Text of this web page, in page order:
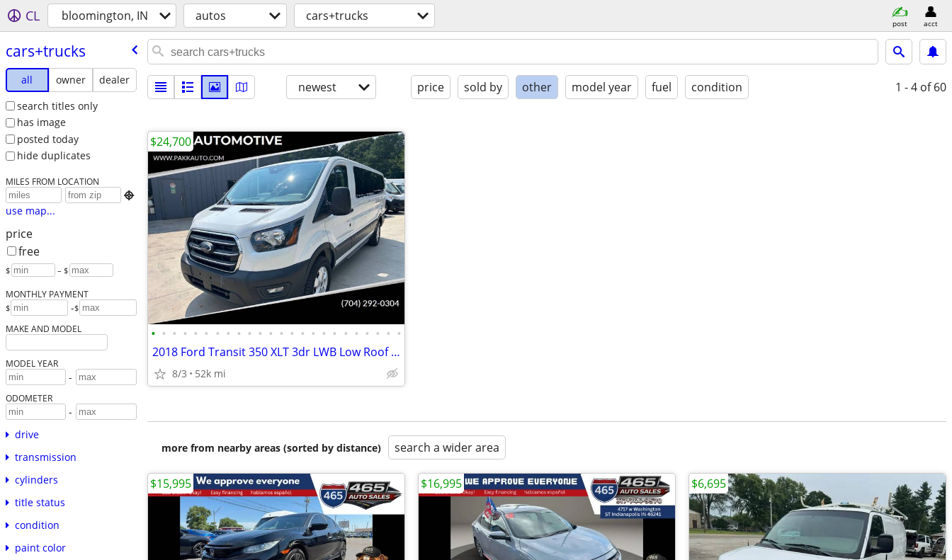
CL bloomington, IN autos cars+trucks post acct
cars+trucks
all owner
dealer
search titles only
has image
posted today
hide duplicates
MILES FROM LOCATION

use map...
price
free
$ – $
MONTHLY PAYMENT
$ -$
MAKE AND MODEL
MODEL YEAR
-
ODOMETER
-
drive
transmission
cylinders
title status
condition
paint color
newest price sold by other model year fuel condition 1 - 4 of 60
• • • • • • • • • • • • • • • • • • • • • • • •
2018 Ford Transit 350 XLT 3dr LWB Low Roof Passenger Van w/Sliding Sid
8/3 52k mi
$24,700
more from nearby areas (sorted by distance) search a wider area
$15,995 $16,995 $6,695